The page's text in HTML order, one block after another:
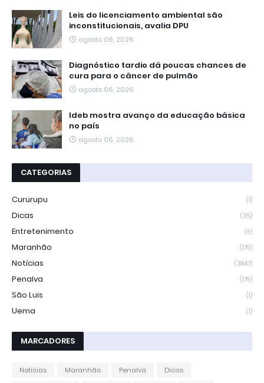
Leis do licenciamento ambiental são
inconstitucionais, avalia DPU
agosto 06, 2026
Diagnóstico tardio dá poucas chances de
cura para o câncer de pulmão
agosto 06, 2026
Ideb mostra avanço da educação básica
no país
agosto 06, 2026
CATEGORIAS
Cururupu (1)
Dicas (35)
Entretenimento (9)
Maranhão (179)
Notícias (3847)
Penalva (179)
São Luis (1)
Uema (1)
MARCADORES
Notícias Maranhão Penalva
Dicas